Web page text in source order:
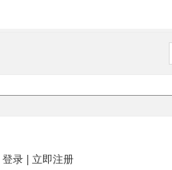
登录| 立即注册